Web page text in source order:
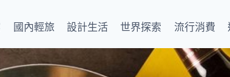
國內輕旅 設計生活 世界探索 流行消費